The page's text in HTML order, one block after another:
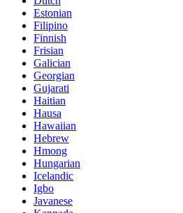
Estonian
Filipino
Finnish
Frisian
Galician
Georgian
Gujarati
Haitian
Hausa
Hawaiian
Hebrew
Hmong
Hungarian
Icelandic
Igbo
Javanese